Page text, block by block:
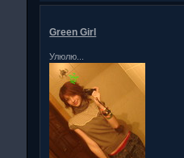
Green Girl
Улюлю...